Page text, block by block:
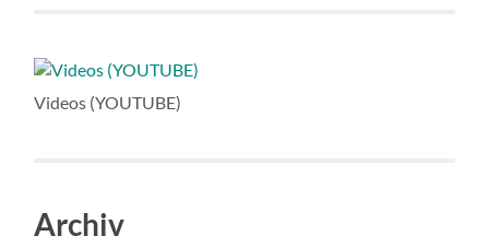
Videos (YOUTUBE)
Archiv